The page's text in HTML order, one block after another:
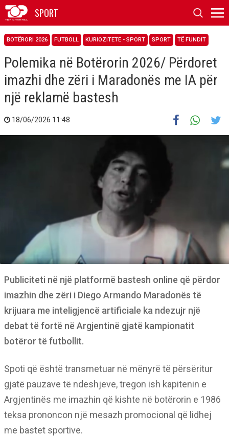
SPORT
BOTËRORI 2026 FUTBOLL KURIOZITETE - SPORT SPORT TË FUNDIT
Polemika në Botërorin 2026/ Përdoret
imazhi dhe zëri i Maradonës me IA për
një reklamë bastesh
18/06/2026 11:48
Publiciteti në një platformë bastesh online që përdor
imazhin dhe zëri i Diego Armando Maradonës të
krijuara me inteligjencë artificiale ka ndezujr një
debat të fortë në Argjentinë gjatë kampionatit
botëror të futbollit.
Spoti që është transmetuar në mënyrë të përsëritur
gjatë pauzave të ndeshjeve, tregon ish kapitenin e
Argjentinës me imazhin që kishte në botërorin e 1986
teksa prononcon një mesazh promocional që lidhej
me bastet sportive.